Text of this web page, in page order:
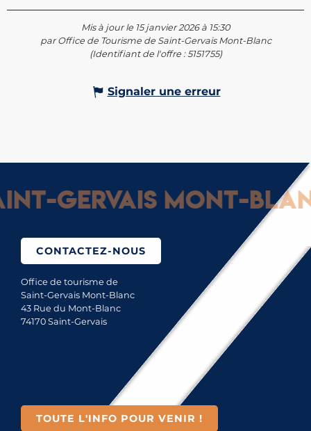
Mis à jour le 15 janvier 2026 à 15:30
par Office de Tourisme de Saint-Gervais Mont-Blanc
(Identifiant de l'offre :5151755)
Signaler une erreur
Gervais Mont-Blanc
CONTACTEZ-NOUS
Office de tourisme de
Saint-Gervais Mont-Blanc
43 Rue du Mont-Blanc
74170 Saint-Gervais
TOUTE L'INFO POUR VENIR !